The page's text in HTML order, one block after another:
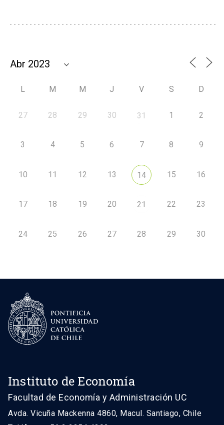
L M M J V S D
27 28 29 30 31 1 2
3 4 5 6 7 8 9
10 11 12 13 14 15 16
17 18 19 20 21 22 23
24 25 26 27 28 29 30
Instituto de Economía
Facultad de Economía y Administración UC
Avda. Vicuña Mackenna 4860, Macul. Santiago, Chile